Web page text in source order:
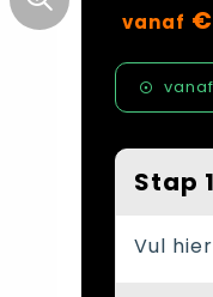
vanaf
vanaf
Stap
Vul